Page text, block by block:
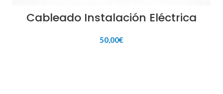
Cableado Instalación Eléctrica
50,00€